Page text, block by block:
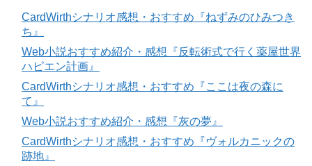
CardWirthシナリオ感想・おすすめ『ねずみのひみつき
ち』
Web小説おすすめ紹介・感想『反転術式で行く薬屋世界
ハピエン計画』
CardWirthシナリオ感想・おすすめ『ここは夜の森に
て』
Web小説おすすめ紹介・感想『灰の夢』
CardWirthシナリオ感想・おすすめ『ヴォルカニックの
跡地』